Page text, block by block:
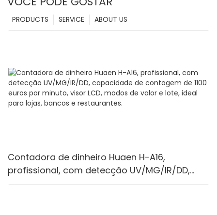
ABOUT US
SERVICE
PRODUCTS
Contadora de dinheiro Huaen H-A16,
profissional, com detecção UV/MG/IR/DD,
capacidade de contagem de 1100 euros por